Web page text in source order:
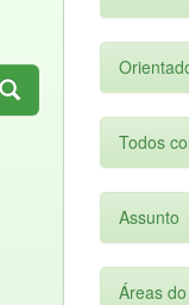
Todos
Assunto
Áreas